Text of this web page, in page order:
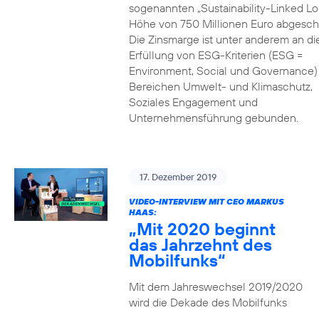
sogenannten „Sustainability-Linked
Höhe von 750 Millionen Euro
Die Zinsmarge ist unter anderem an
Erfüllung von ESG-Kriterien (ESG =
Environment, Social und
Bereichen Umwelt- und Klimaschutz,
Soziales Engagement und
Unternehmensführung gebunden.
17. Dezember 2019
VIDEO-INTERVIEW MIT CEO MARKUS
HAAS:
„Mit 2020 beginnt
das Jahrzehnt des
Mobilfunks“
Mit dem Jahreswechsel 2019/2020
wird die Dekade des Mobilfunks